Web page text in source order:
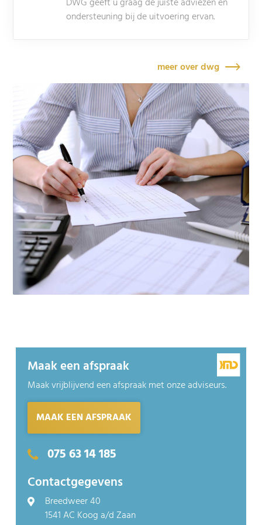
ondersteuning bij de uitvoering ervan.
meer over dwg
Maak een afspraak
Maak vrijblijvend een afspraak met onze adviseurs.
MAAK EEN AFSPRAAK
075 63 14 185
Contactgegevens
Breedweer 40
1541 AC Koog a/d Zaan